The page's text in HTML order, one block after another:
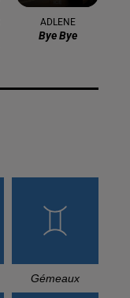
ADLENE
Bye Bye
Gémeaux